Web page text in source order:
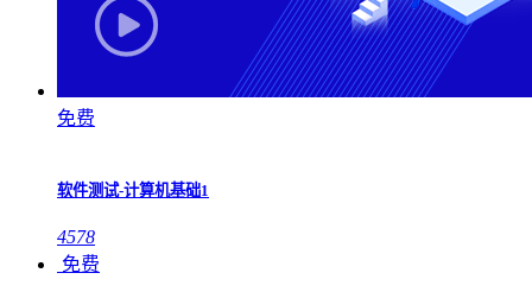
免费
软件测试-计算机基础1
4578
免费